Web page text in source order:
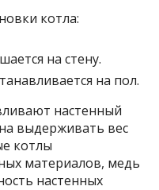
котла:
на стену.
на пол.
настенный
выдерживать вес
котлы
материалов, медь
настенных